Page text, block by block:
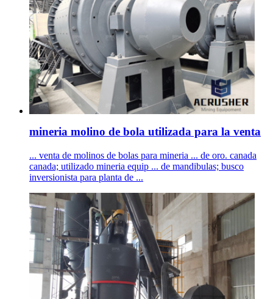
mineria molino de bola utilizada para la venta
... venta de molinos de bolas para mineria ... de oro. canada
canada; utilizado mineria equip ... de mandibulas; busco
inversionista para planta de ...